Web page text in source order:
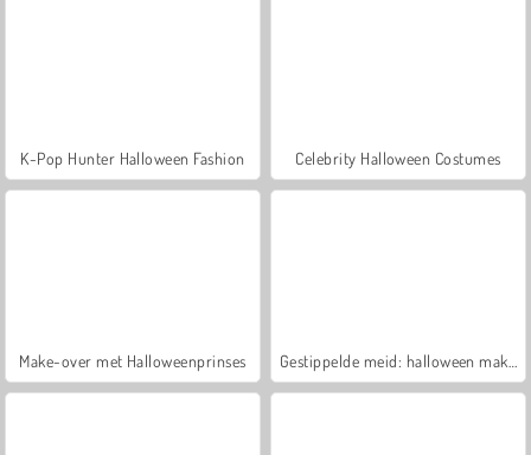
K-Pop Hunter Halloween Fashion Celebrity Halloween Costumes
Make-over met Halloweenprinses